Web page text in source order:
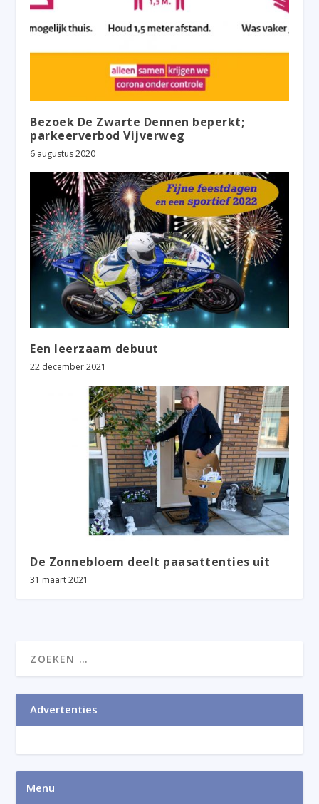
Bezoek De Zwarte Dennen beperkt;
parkeerverbod Vijverweg
6 augustus 2020
Een leerzaam debuut
22 december 2021
De Zonnebloem deelt paasattenties uit
31 maart 2021
Advertenties
Menu